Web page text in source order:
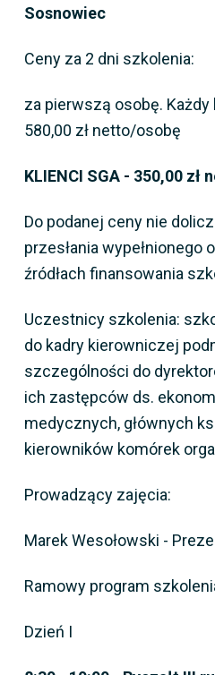
Sosnowiec
Ceny za 2 dni szkolenia:
za pierwszą osobę.
580,00 zł netto/osobę
KLIENCI SGA - 350,00 zł
Do podanej ceny nie
przesłania wypełnionego
źródłach finansowania
Uczestnicy szkolenia:
do kadry kierowniczej
szczególności do
ich zastępców ds.
medycznych, głównych
kierowników komórek
Prowadzący zajęcia:
Marek Wesołowski -
Ramowy program
Dzień I